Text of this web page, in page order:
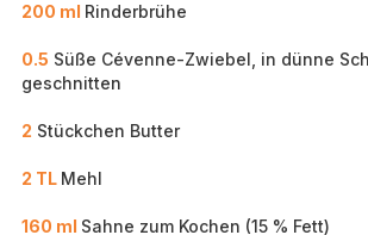
200 ml Rinderbrühe
0.5 Süße Cévenne-Zwiebel, in dünne
geschnitten
2 Stückchen Butter
2 TL Mehl
160 ml Sahne zum Kochen (15 % Fett)